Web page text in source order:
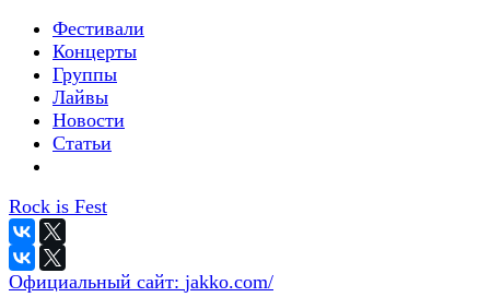
Фестивали
Концерты
Группы
Лайвы
Новости
Статьи
Rock is Fest
Официальный сайт: jakko.com/